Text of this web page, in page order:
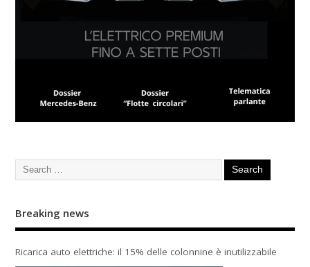
Breaking news
Ricarica auto elettriche: il 15% delle colonnine è inutilizzabile